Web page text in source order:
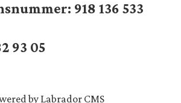
918 136 533
93 05
by Labrador CMS